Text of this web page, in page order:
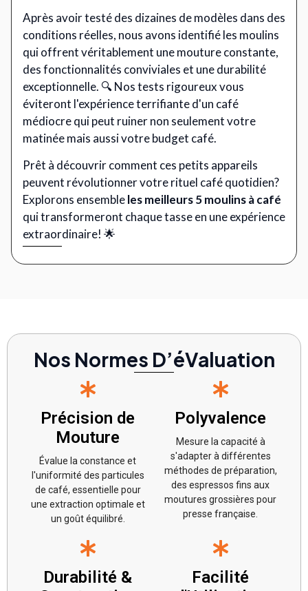
Après avoir testé des dizaines de modèles dans des
conditions réelles, nous avons identifié les moulins
qui offrent véritablement une mouture constante,
des fonctionnalités conviviales et une durabilité
exceptionnelle. 🔍 Nos tests rigoureux vous
éviteront l'expérience terrifiante d'un café
médiocre qui peut ruiner non seulement votre
matinée mais aussi votre budget café.
Prêt à découvrir comment ces petits appareils
peuvent révolutionner votre rituel café quotidien?
Explorons ensembleles meilleurs 5 moulins à café
qui transformeront chaque tasse en une expérience
extraordinaire! 🌟
Nos Normes D’éValuation
Précision de
Mouture
Évalue la constance et
l'uniformité des particules
de café, essentielle pour
une extraction optimale et
un goût équilibré.
Polyvalence
Mesure la capacité à
s'adapter à différentes
méthodes de préparation,
des espressos fins aux
moutures grossières pour
presse française.
Durabilité &
Facilité